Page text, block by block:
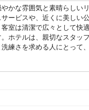
かな雰囲気と素晴らしい
ービスや、近くに美しい
室は清潔で広々として快
ホテルは、親切なスタ
練さを求める人にとって